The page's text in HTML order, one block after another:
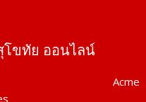
ขทัย ออนไลน์
Acme